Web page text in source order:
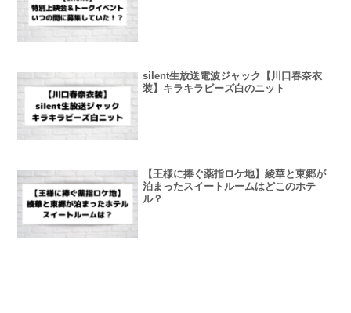
silent生放送電波ジャック【川口春奈衣
装】キラキラビーズ白のニット
【王様に捧ぐ薬指ロケ地】綾華と東郷が
泊まったスイートルームはどこのホテ
ル？